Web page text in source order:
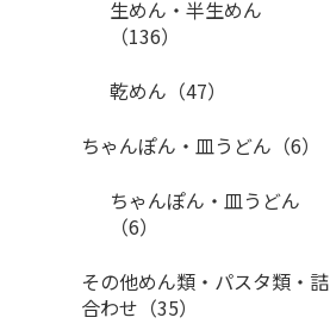
生めん・半生めん
（136）
乾めん（47）
ちゃんぽん・皿うどん（6）
ちゃんぽん・皿うどん
（6）
その他めん類・パスタ類・詰
合わせ（35）